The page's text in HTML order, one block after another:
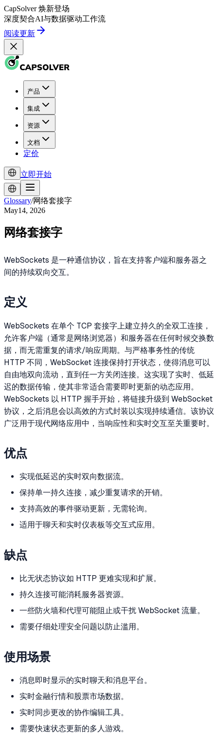
CapSolver 焕新登场
深度契合AI与数据驱动工作流
阅读更新
产品
集成
资源
文档
定价
立即开始
Glossary/网络套接字
May14, 2026
网络套接字
WebSockets 是一种通信协议，旨在支持客户端和服务器之
间的持续双向交互。
定义
WebSockets 在单个 TCP 套接字上建立持久的全双工连接，
允许客户端（通常是网络浏览器）和服务器在任何时候交换数
据，而无需重复的请求/响应周期。与严格事务性的传统
HTTP 不同，WebSocket 连接保持打开状态，使得消息可以
自由地双向流动，直到任一方关闭连接。这实现了实时、低延
迟的数据传输，使其非常适合需要即时更新的动态应用。
WebSockets 以 HTTP 握手开始，将链接升级到 WebSocket
协议，之后消息会以高效的方式封装以实现持续通信。该协议
广泛用于现代网络应用中，当响应性和实时交互至关重要时。
优点
实现低延迟的实时双向数据流。
保持单一持久连接，减少重复请求的开销。
支持高效的事件驱动更新，无需轮询。
适用于聊天和实时仪表板等交互式应用。
缺点
比无状态协议如 HTTP 更难实现和扩展。
持久连接可能消耗服务器资源。
一些防火墙和代理可能阻止或干扰 WebSocket 流量。
需要仔细处理安全问题以防止滥用。
使用场景
消息即时显示的实时聊天和消息平台。
实时金融行情和股票市场数据。
实时同步更改的协作编辑工具。
需要快速状态更新的多人游戏。